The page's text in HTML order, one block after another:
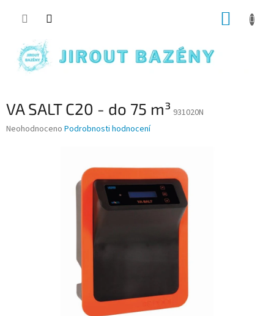
VA SALT C20 - do 75 m³ 931020N
Průměrné hodnocení produktu je 0,0 z 5 hvězdiček.
Neohodnoceno Podrobnosti hodnocení